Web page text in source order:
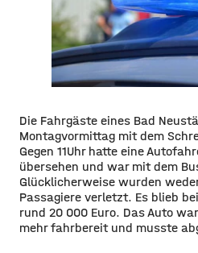
Die Fahrgäste eines Bad
Montagvormittag mit dem
Gegen 11Uhr hatte eine
übersehen und war mit dem
Glücklicherweise wurden
Passagiere verletzt. Es blieb
rund 20 000 Euro. Das Auto
mehr fahrbereit und musste